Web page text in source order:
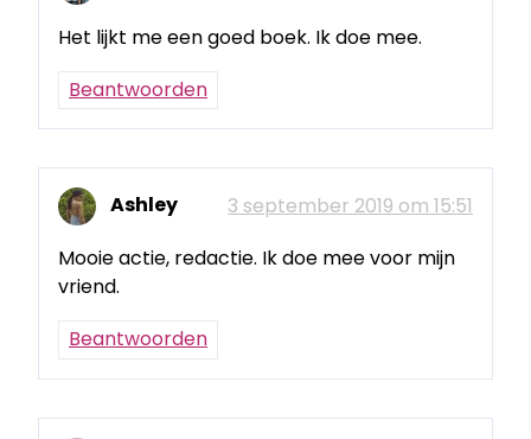
Het lijkt me een goed boek. Ik doe mee.
Beantwoorden
Ashley
3 september 2019 om 15:51
Mooie actie, redactie. Ik doe mee voor mijn
vriend.
Beantwoorden